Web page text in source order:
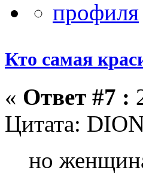
Кто самая
« Ответ #7 :
Цитата:
но